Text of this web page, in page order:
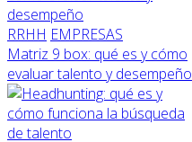
RRHH EMPRESAS
Matriz 9 box: qué es y cómo
evaluar talento y desempeño